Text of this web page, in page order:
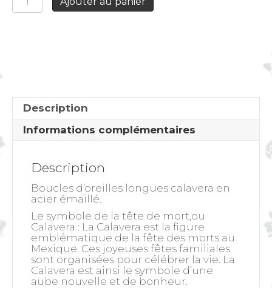
Boucles
Description
Informations complémentaires
Description
Boucles d’oreilles longues calavera en
acier émaillé.
Le symbole de la tête de mort,ou
Calavera : La Calavera est la figure
emblématique de la fête des morts au
Mexique. Ces joyeuses fêtes familiales
sont organisées pour célébrer la vie. La
Calavera est ainsi le symbole d’une
aube nouvelle et de bonheur.